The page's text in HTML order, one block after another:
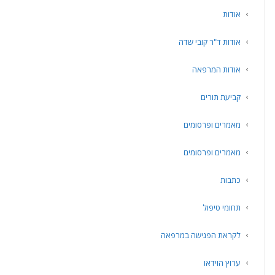
אודות
אודות ד"ר קובי שדה
אודות המרפאה
קביעת תורים
מאמרים ופרסומים
מאמרים ופרסומים
כתבות
תחומי טיפול
לקראת הפגישה במרפאה
ערוץ הוידאו